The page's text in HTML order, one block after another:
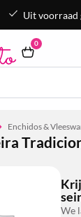
Uit voorraad
0
Enchidos &
We